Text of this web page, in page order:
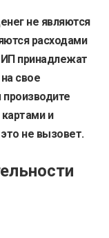
не являются
расходами
ИП принадлежат
свое
и
не вызовет.